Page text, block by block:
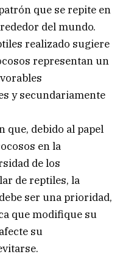
que se repite en
del mundo.
realizado sugiere
representan un
y secundariamente
que, debido al papel
en la
de los
de reptiles, la
ser una prioridad,
que modifique su
su